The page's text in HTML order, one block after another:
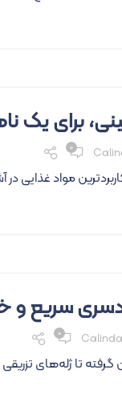
برای یک
۰
مواد غذایی
دسری سریع
۰
گرفته تا ژله‌های